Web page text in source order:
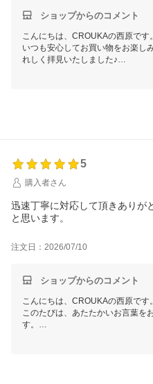
ショップからのコメント
こんにちは、CROUKAの西原です。
いつも安心してお買い物をお楽し
れしく拝見いたしました♪
商品の見せ方やスタイリングの
5
購入者さん
迅速丁寧に対応して頂きありが
と思います。
注文日：2026/07/10
ショップからのコメント
こんにちは、CROUKAの西原です。
このたびは、あたたかいお言葉を
す。
対応やお届けにご満足いただけ